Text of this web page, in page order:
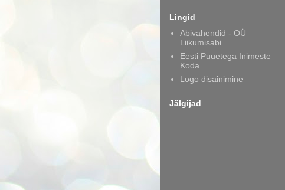
Lingid
Abivahendid - OÜ
Liikumisabi
Eesti Puuetega Inimeste
Koda
Logo disainimine
Jälgijad